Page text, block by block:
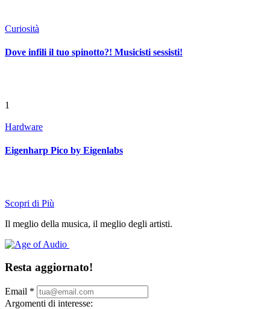
Curiosità
Dove infili il tuo spinotto?! Musicisti sessisti!
1
Hardware
Eigenharp Pico by Eigenlabs
Scopri di Più
Il meglio della musica, il meglio degli artisti.
Resta aggiornato!
Email *
Argomenti di interesse: